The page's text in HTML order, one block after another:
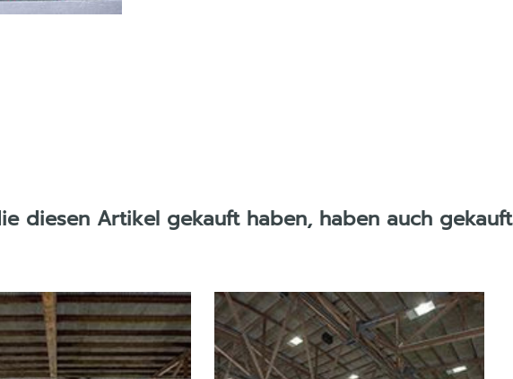
diesen Artikel gekauft haben, haben auch gekauft